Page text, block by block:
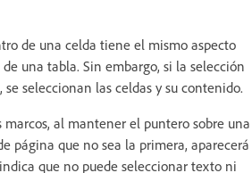
de una celda tiene el mismo aspecto
una tabla. Sin embargo, si la selección
seleccionan las celdas y su contenido.
al mantener el puntero sobre una
página que no sea la primera, aparecerá
que no puede seleccionar texto ni